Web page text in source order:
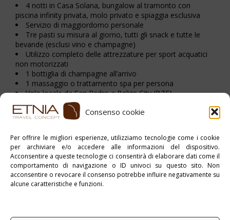
Consenso cookie
Per offrire le migliori esperienze, utilizziamo tecnologie come i cookie
per archiviare e/o accedere alle informazioni del dispositivo.
Acconsentire a queste tecnologie ci consentirà di elaborare dati come il
comportamento di navigazione o ID univoci su questo sito. Non
acconsentire o revocare il consenso potrebbe influire negativamente su
alcune caratteristiche e funzioni.
4 notti in Casa Solana, bungalow al tramonto con
piscina infinity privata, molo privato e spiaggia esclusiva
Servizio di maggiordomo personale
Tre pasti su misura al giorno, tutti gli snack e tutte le
bevande (esclusi vino e champagne)
Utilizzo completo delle attrezzature per sport acquatici
non motorizzati
1 bottiglia di champagne all’arrivo
1 massaggio o trattamento spa per persona
Volo locale da San Pedro a Belize City (BZE)
Stampa PDF
Pubblicato in:Belize ,myCentralAmerica
Tag:Tour Individuale